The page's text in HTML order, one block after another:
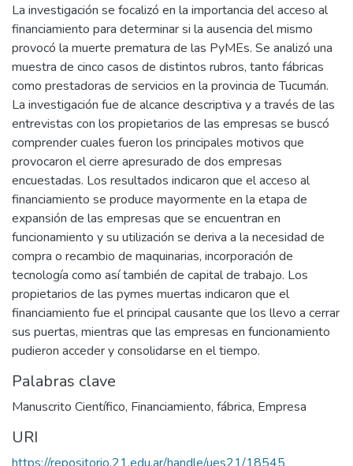
La investigación se focalizó en la importancia del acceso al
financiamiento para determinar si la ausencia del mismo
provocó la muerte prematura de las PyMEs. Se analizó una
muestra de cinco casos de distintos rubros, tanto fábricas
como prestadoras de servicios en la provincia de Tucumán.
La investigación fue de alcance descriptiva y a través de las
entrevistas con los propietarios de las empresas se buscó
comprender cuales fueron los principales motivos que
provocaron el cierre apresurado de dos empresas
encuestadas. Los resultados indicaron que el acceso al
financiamiento se produce mayormente en la etapa de
expansión de las empresas que se encuentran en
funcionamiento y su utilización se deriva a la necesidad de
compra o recambio de maquinarias, incorporación de
tecnología como así también de capital de trabajo. Los
propietarios de las pymes muertas indicaron que el
financiamiento fue el principal causante que los llevo a cerrar
sus puertas, mientras que las empresas en funcionamiento
pudieron acceder y consolidarse en el tiempo.
Palabras clave
Manuscrito Científico, Financiamiento, fábrica, Empresa
URI